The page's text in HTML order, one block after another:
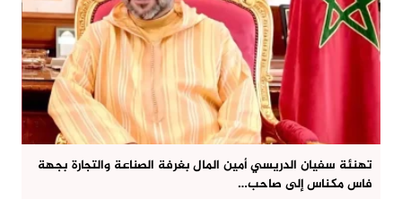
تهنئة سفيان الدريسي أمين المال بغرفة الصناعة والتجارة بجهة
فاس مكناس إلى صاحب…